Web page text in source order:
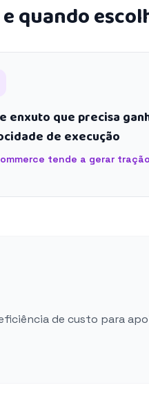
quando
enxuto que precisa
de execução
tende a gerar
de custo para